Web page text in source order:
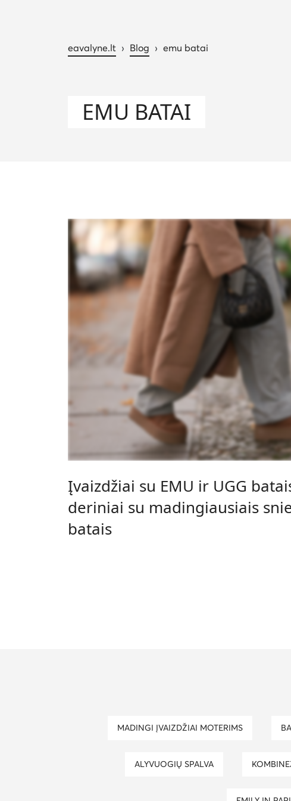
eavalyne.lt › Blog › emu batai
EMU BATAI
Įvaizdžiai su EMU ir UGG
deriniai su madingiausiais
batais
MADINGI ĮVAIZDŽIAI MOTERIMS
ALYVUOGIŲ SPALVA